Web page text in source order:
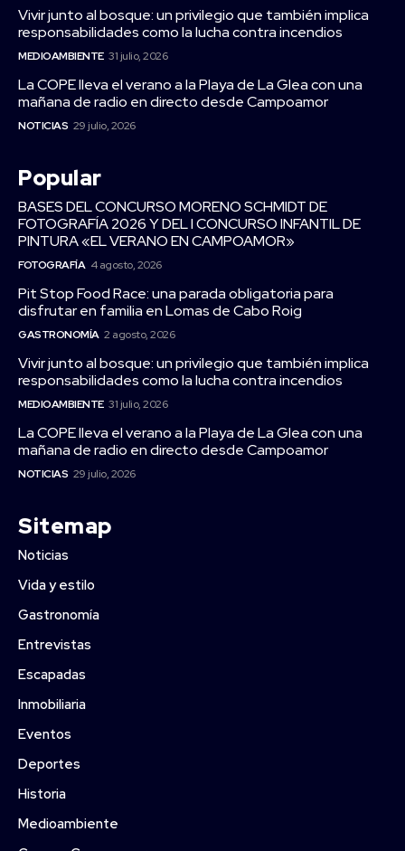
Vivir junto al bosque: un privilegio que también implica
responsabilidades como la lucha contra incendios
MEDIOAMBIENTE 31 julio, 2026
La COPE lleva el verano a la Playa de La Glea con una
mañana de radio en directo desde Campoamor
NOTICIAS 29 julio, 2026
Popular
BASES DEL CONCURSO MORENO SCHMIDT DE
FOTOGRAFÍA 2026 Y DEL I CONCURSO INFANTIL DE
PINTURA «EL VERANO EN CAMPOAMOR»
FOTOGRAFÍA 4 agosto, 2026
Pit Stop Food Race: una parada obligatoria para
disfrutar en familia en Lomas de Cabo Roig
GASTRONOMÍA 2 agosto, 2026
Vivir junto al bosque: un privilegio que también implica
responsabilidades como la lucha contra incendios
MEDIOAMBIENTE 31 julio, 2026
La COPE lleva el verano a la Playa de La Glea con una
mañana de radio en directo desde Campoamor
NOTICIAS 29 julio, 2026
Sitemap
Noticias
Vida y estilo
Gastronomía
Entrevistas
Escapadas
Inmobiliaria
Eventos
Deportes
Historia
Medioambiente